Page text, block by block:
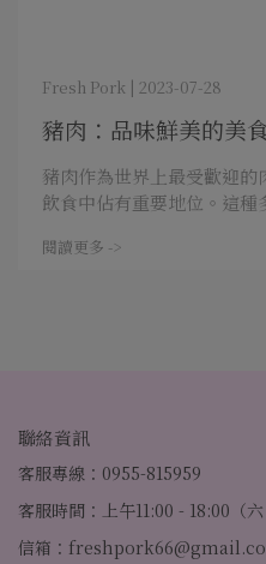
豬肉：品味鮮美的美
Fresh Pork | 2023-07-28
豬肉作為世界上最受歡迎
飲食中佔有重要地位。這
閱讀更多 ->
聯絡資訊
客服專線：0955-815959
客服時間：上午11:00 - 18:00（六
信箱：